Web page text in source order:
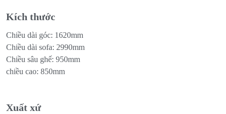
Kích thước
Chiều dài góc: 1620mm
Chiều dài sofa: 2990mm
Chiều sâu ghế: 950mm
chiều cao: 850mm
Xuất xứ